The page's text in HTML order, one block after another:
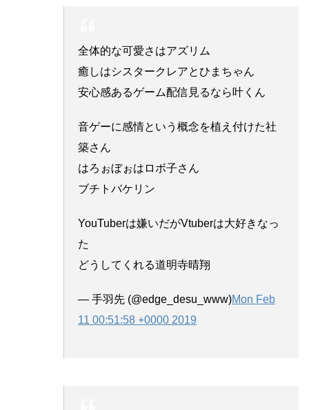
全体的な可愛さはアズリム
癒しはシスタークレアとひまちゃん
安心感あるゲーム配信見るなら叶くん
音ゲーに感情という概念を植え付けた社
築さん
はろぉぼぉはロボ子さん
ブチトバケリン
YouTuberは嫌いだがVtuberは大好きなっ
た
どうしてくれる道明寺晴翔
— 手羽先 (@edge_desu_www)Mon Feb
11 00:51:58 +0000 2019